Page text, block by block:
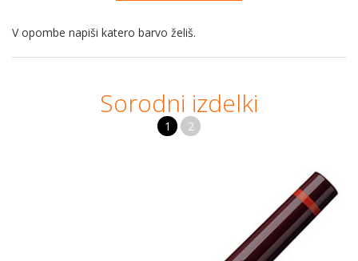
V opombe napiši katero barvo želiš.
Sorodni izdelki
1 2